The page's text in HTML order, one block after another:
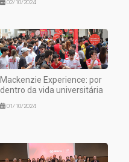
02/10/2024
Mackenzie Experience: por
dentro da vida universitária
01/10/2024